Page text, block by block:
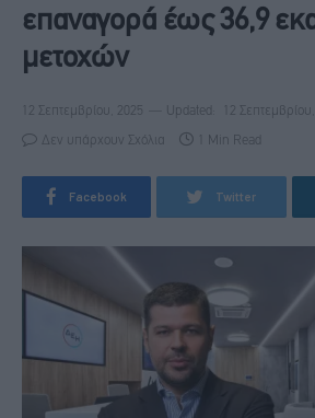
επαναγορά έως 36,9
μετοχών
12 Σεπτεμβρίου, 2025 Updated: 12
Δεν υπάρχουν Σχόλια 1 Min Read
Facebook Twitter